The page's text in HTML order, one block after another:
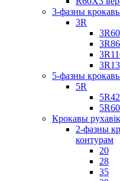
3-фазны
3R
3R60
3R86
5-фазны
5R
5R42
5R60
Крокавы
2-фазны
контурам
20
28
35